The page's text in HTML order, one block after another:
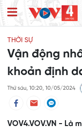
THỜI SỰ
Vận động
khoản định
Thứ sáu, 10:20, 10/05/2024
VOV4.VOV.VN - Là